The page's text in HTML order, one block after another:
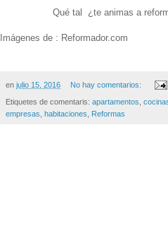
Qué tal ¿te animas a
Imágenes de : Reformador.com
en julio 15, 2016 No hay comentarios:
Etiquetes de comentaris: apartamentos
empresas habitaciones Reformas